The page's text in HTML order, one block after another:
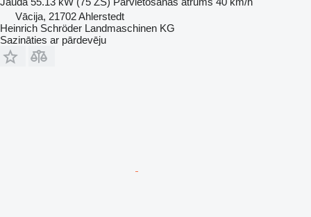
Vācija, 21702 Ahlerstedt
Heinrich Schröder Landmaschinen KG
Sazināties ar pārdevēju